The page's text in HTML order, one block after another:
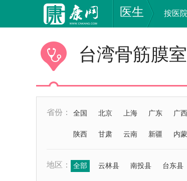
医生 按医
台湾骨筋膜
省份： 全国 北京 上海 广东 广西
陕西 甘肃 云南 新疆 内
地区： 全部 云林县 南投县 台东县